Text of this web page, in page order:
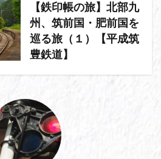
【鉄印帳の旅】北部九
州、筑前国・肥前国を
巡る旅（１）【平成筑
豊鉄道】